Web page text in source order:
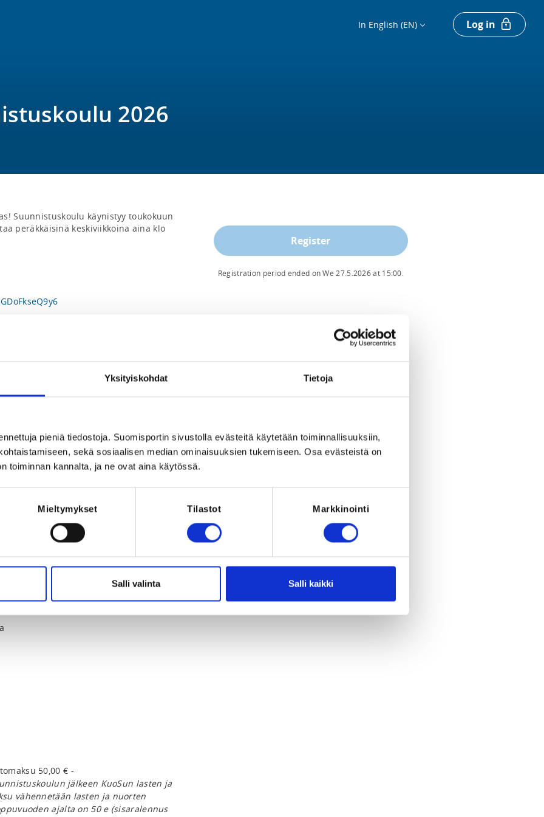
Yksityiskohdat Tietoja
pieniä tiedostoja. Suomisportin sivustolla evästeitä käytetään toiminnallisuuksiin,
sekä sosiaalisen median ominaisuuksien tukemiseen. Osa evästeistä on
toiminnan kannalta, ja ne ovat aina käytössä.
Mieltymykset Tilastot Markkinointi
Salli valinta Salli kaikki
In English (EN) Log in
2026
Suunnistuskoulu käynistyy toukokuun
peräkkäisinä keskiviikkoina aina klo
50 e. Jos suunnistuskärpänen puraisee,
liittyä mukaan KuoSun lasten ja
sami.hamalainen76@gmail.com
at 15:00
50,00 € -
jälkeen KuoSun lasten ja
vähennetään lasten ja nuorten
ajalta on 50 e (sisaralennus
Register
Registration period ended onWe 27.5.2026at 15:00.